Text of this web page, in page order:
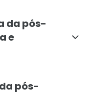
da pós-
e
pós-